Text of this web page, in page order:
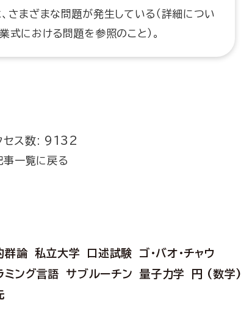
さまざまな問題が発生している（詳細につい
式における問題を参照のこと）。
セス数: 9132
事一覧に戻る
群論 私立大学 口述試験
ゴ・バオ・チャウ
ミング言語 サブルーチン 量子力学
円 (数学)